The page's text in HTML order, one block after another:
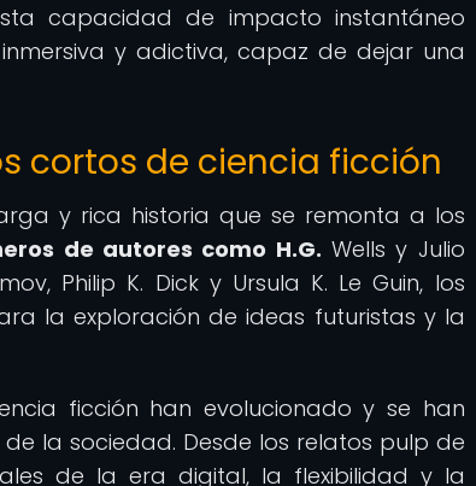
capacidad de impacto instantáneo
y adictiva, capaz de dejar una
cortos de ciencia ficción
y rica historia que se remonta a los
de autores como H.G. Wells y Julio
Philip K. Dick y Ursula K. Le Guin, los
la exploración de ideas futuristas y la
ficción han evolucionado y se han
la sociedad. Desde los relatos pulp de
de la era digital, la flexibilidad y la